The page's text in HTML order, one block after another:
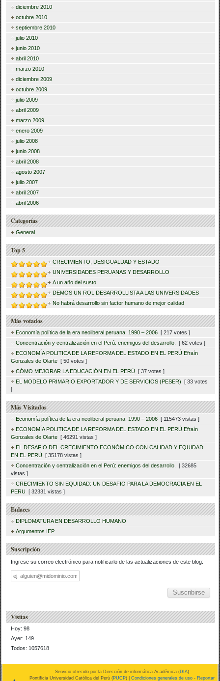
diciembre 2010
octubre 2010
septiembre 2010
julio 2010
junio 2010
abril 2010
marzo 2010
diciembre 2009
octubre 2009
julio 2009
abril 2009
marzo 2009
enero 2009
julio 2008
junio 2008
abril 2008
agosto 2007
julio 2007
abril 2007
abril 2006
Categorías
General
Top 5
CRECIMIENTO, DESIGUALDAD Y ESTADO
UNIVERSIDADES PERUANAS Y DESARROLLO
A un año del susto
DEMOS UN ROL DESARROLLISTA A LAS UNIVERSIDADES
No habrá desarrollo sin factor humano de mejor calidad
Más votados
Economía política de la era neoliberal peruana: 1990 – 2006 [ 217 votes ]
Concentración y centralización en el Perú: enemigos del desarrollo.
[ 62 votes ]
ECONOMÍA POLITICA DE LA REFORMA DEL ESTADO EN EL PERÚ Efraín
Gonzales de Olarte [ 50 votes ]
CÓMO MEJORAR LA EDUCACIÓN EN EL PERÚ [ 37 votes ]
EL MODELO PRIMARIO EXPORTADOR Y DE SERVICIOS (PESER) [ 33 votes
]
Más Visitados
Economía política de la era neoliberal peruana: 1990 – 2006 [ 115473 vistas ]
ECONOMÍA POLITICA DE LA REFORMA DEL ESTADO EN EL PERÚ Efraín
Gonzales de Olarte [ 46291 vistas ]
EL DESAFIO DEL CRECIMIENTO ECONÓMICO CON CALIDAD Y EQUIDAD
EN EL PERÚ [ 35178 vistas ]
Concentración y centralización en el Perú: enemigos del desarrollo.
[ 32685
vistas ]
CRECIMIENTO SIN EQUIDAD: UN DESAFIO PARA LA DEMOCRACIA EN EL
PERU [ 32331 vistas ]
Enlaces
DIPLOMATURA EN DESARROLLO HUMANO
Argumentos IEP
Suscripción
Ingrese su correo electrónico para notificarlo de las actualizaciones de este blog:
Dirección
de
correo
Visitas
Hoy: 98
Ayer: 149
Todos: 1057618
Servicio ofrecido por la Dirección de informática Académica (DIA)
Pontificia Universidad Católica del Perú (PUCP) |Condiciones generales de uso - Reportar